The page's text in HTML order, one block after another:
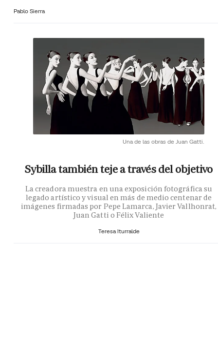
Pablo Sierra
Una de las obras de Juan Gatti.
Sybilla también teje a través del objetivo
La creadora muestra en una exposición fotográfica su
legado artístico y visual en más de medio centenar de
imágenes firmadas por Pepe Lamarca, Javier Vallhonrat,
Juan Gatti o Félix Valiente
Teresa Iturralde